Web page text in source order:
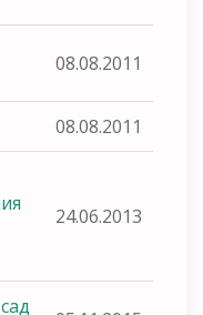
08.08.2011
08.08.2011
24.06.2013